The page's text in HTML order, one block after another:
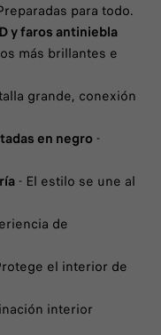
para todo.
y faros antiniebla
más brillantes e
grande, conexión
en negro -
- El estilo se une al
de
el interior de
interior